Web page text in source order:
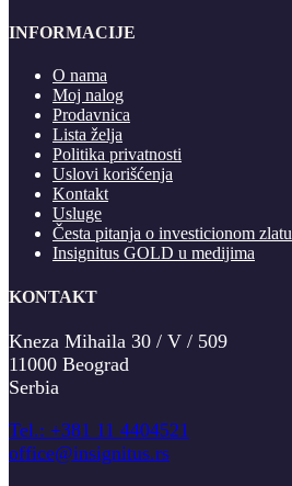
INFORMACIJE
O nama
Moj nalog
Prodavnica
Lista želja
Politika privatnosti
Uslovi korišćenja
Kontakt
Usluge
Česta pitanja o investicionom zlatu
Insignitus GOLD u medijima
KONTAKT
Kneza Mihaila 30 / V / 509
11000 Beograd
Serbia
Tel.: +381 11 4404521
office@insignitus.rs